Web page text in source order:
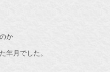
か
年月でした。